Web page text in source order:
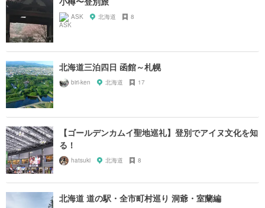
ASK 北海道 8
北海道三泊四日 函館～札幌
biri-ken 北海道 17
【ゴールデンカムイ聖地巡礼】登別でアイヌ文化を知
る！
hatsuki 北海道 8
北海道 道の駅・全市町村巡り 洞爺・室蘭編